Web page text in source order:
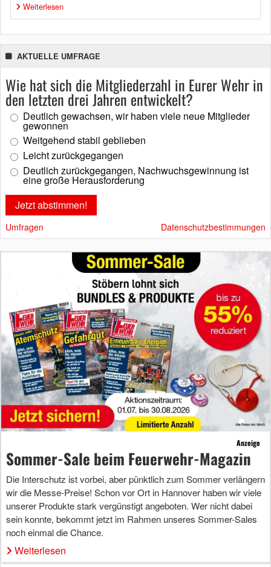
Weiterlesen
AKTUELLE UMFRAGE
Wie hat sich die Mitgliederzahl in Eurer Wehr in
den letzten drei Jahren entwickelt?
Deutlich gewachsen, wir haben viele neue Mitglieder
gewonnen
Weitgehend stabil geblieben
Leicht zurückgegangen
Deutlich zurückgegangen, Nachwuchsgewinnung ist
eine große Herausforderung
Umfragen Datenschutzbestimmungen
Anzeige
Sommer-Sale beim Feuerwehr-Magazin
Die Interschutz ist vorbei, aber pünktlich zum Sommer verlängern
wir die Messe-Preise! Schon vor Ort in Hannover haben wir viele
unserer Produkte stark vergünstigt angeboten. Wer nicht dabei
sein konnte, bekommt jetzt im Rahmen unseres Sommer-Sales
noch einmal die Chance.
Weiterlesen